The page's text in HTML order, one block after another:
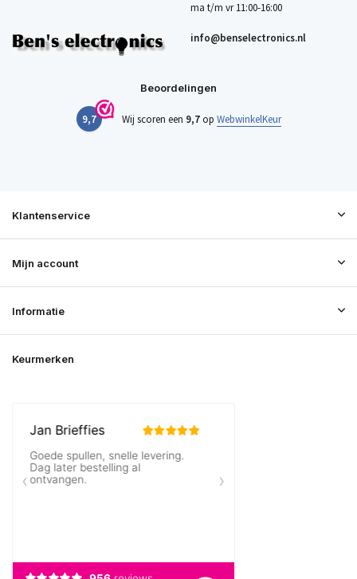
ma t/m vr 11:00-16:00
info@benselectronics.nl
Beoordelingen
9,7 Wij scoren een 9,7op WebwinkelKeur
Klantenservice
Mijn account
Informatie
Keurmerken